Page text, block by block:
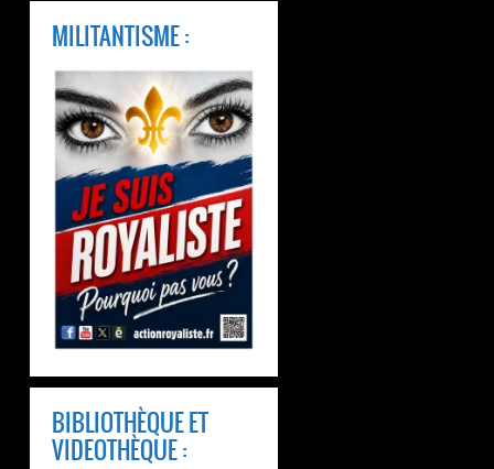
MILITANTISME :
BIBLIOTHÈQUE ET
VIDEOTHÈQUE :